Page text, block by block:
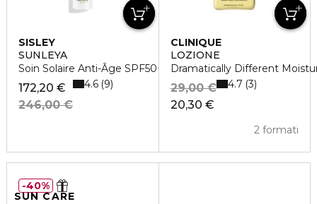
SISLEY
SUNLEYA
Soin Solaire Anti-Âge SPF50+
172,20 €
246,00 €
4.6 9
CLINIQUE
LOZIONE
Dramatically Different
20,30 €
29,00 €
2 formati
4.7 3
SUN CARE
40%